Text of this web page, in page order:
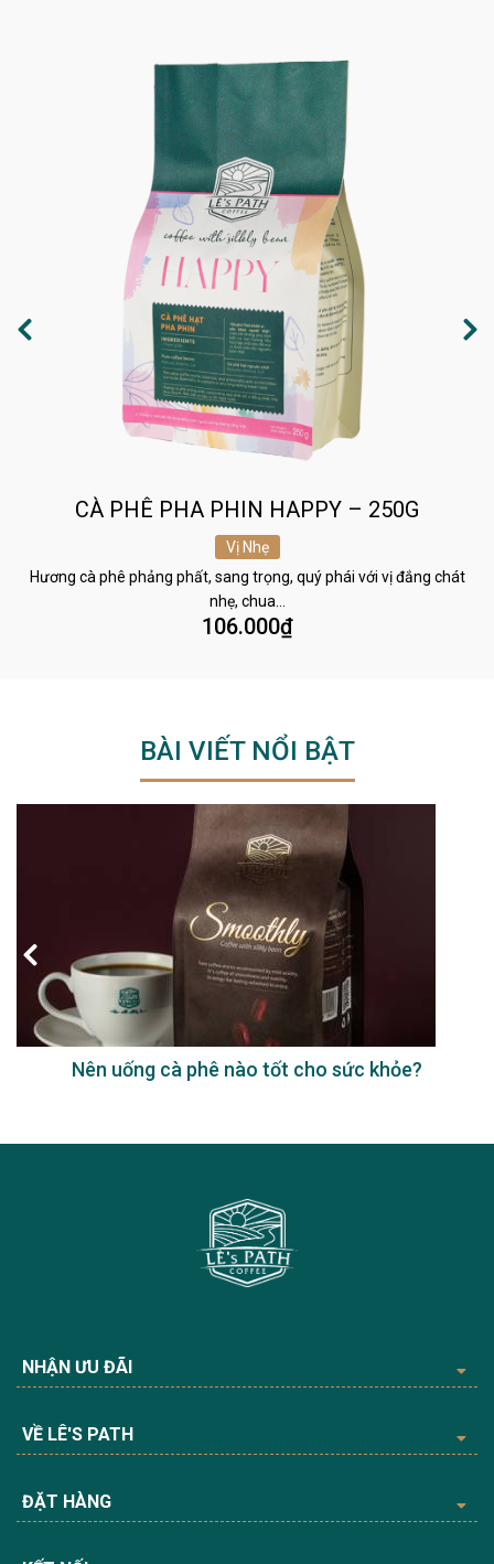
CÀ PHÊ PHA PHIN HAPPY – 250G
Vị Nhẹ
Hương cà phê phảng phất, sang trọng, quý phái với vị đắng chát
nhẹ, chua…
106.000₫
BÀI VIẾT NỔI BẬT
Nên uống cà phê nào tốt cho sức khỏe?
NHẬN ƯU ĐÃI
VỀ LÊ'S PATH
ĐẶT HÀNG